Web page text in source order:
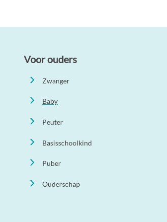
Voor ouders
Zwanger
Baby
Peuter
Basisschoolkind
Puber
Ouderschap